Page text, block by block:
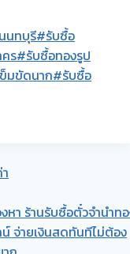
นทบุรี#รับซื้อ
ร#รับซื้อทองรูป
มขัดนาก#รับซื้อ
หา ร้านรับซื้อตั๋วจำนำท
น์ จ่ายเงินสดทันทีไม่ต้อง